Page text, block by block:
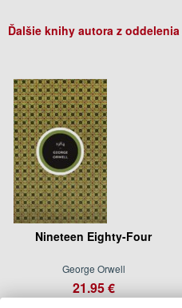
Ďalšie knihy autora z oddelenia
Nineteen Eighty-Four
George Orwell
21.95 €